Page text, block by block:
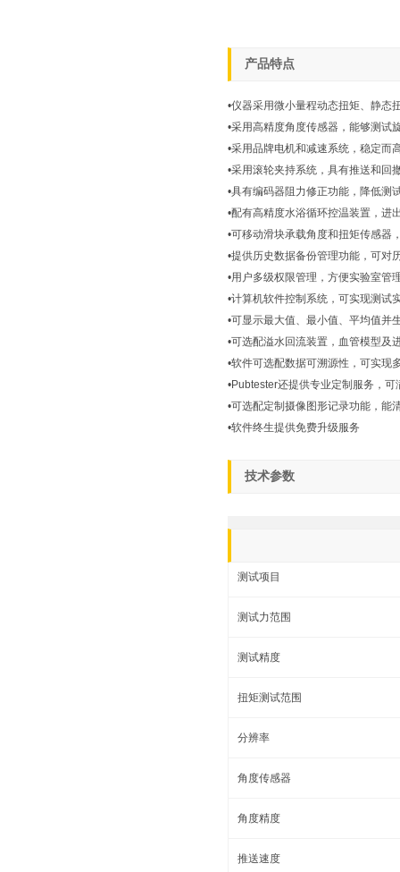
产品特点
•仪器采用微小量程动态扭矩、静态
•采用高精度角度传感器，能够测试
•采用品牌电机和减速系统，稳定而
•采用滚轮夹持系统，具有推送和回
•具有编码器阻力修正功能，降低测
•配有高精度水浴循环控温装置，
•可移动滑块承载角度和扭矩传感
•提供历史数据备份管理功能，可对
•用户多级权限管理，方便实验室管
•计算机软件控制系统，可实现测试
•可显示最大值、最小值、平均值并
•可选配溢水回流装置，血管模型及
•软件可选配数据可溯源性，可实现
•Pubtester还提供专业定制服务，
•可选配定制摄像图形记录功能，能
•软件终生提供免费升级服务
技术参数
测试项目
测试力范围
测试精度
扭矩测试范围
分辨率
角度传感器
角度精度
推送速度